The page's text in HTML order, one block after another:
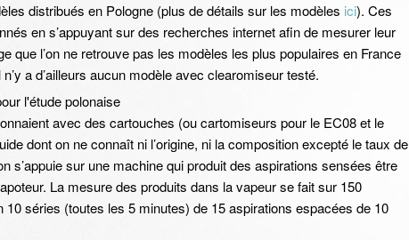
distribués en Pologne (plus de détails sur les modèles ici). Ces
en s’appuyant sur des recherches internet afin de mesurer leur
que l’on ne retrouve pas les modèles les plus populaires en France
n’y a d’ailleurs aucun modèle avec clearomiseur testé.
avec des cartouches (ou cartomiseurs pour le EC08 et le
dont on ne connaît ni l’origine, ni la composition excepté le taux de
s’appuie sur une machine qui produit des aspirations sensées être
La mesure des produits dans la vapeur se fait sur 150
10 séries (toutes les 5 minutes) de 15 aspirations espacées de 10